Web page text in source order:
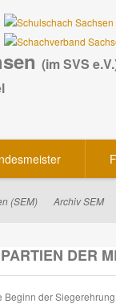
(im SVS
(SEM) Archiv SEM
DER
der